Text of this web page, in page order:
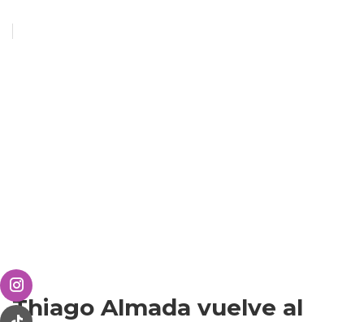
Thiago Almada vuelve al